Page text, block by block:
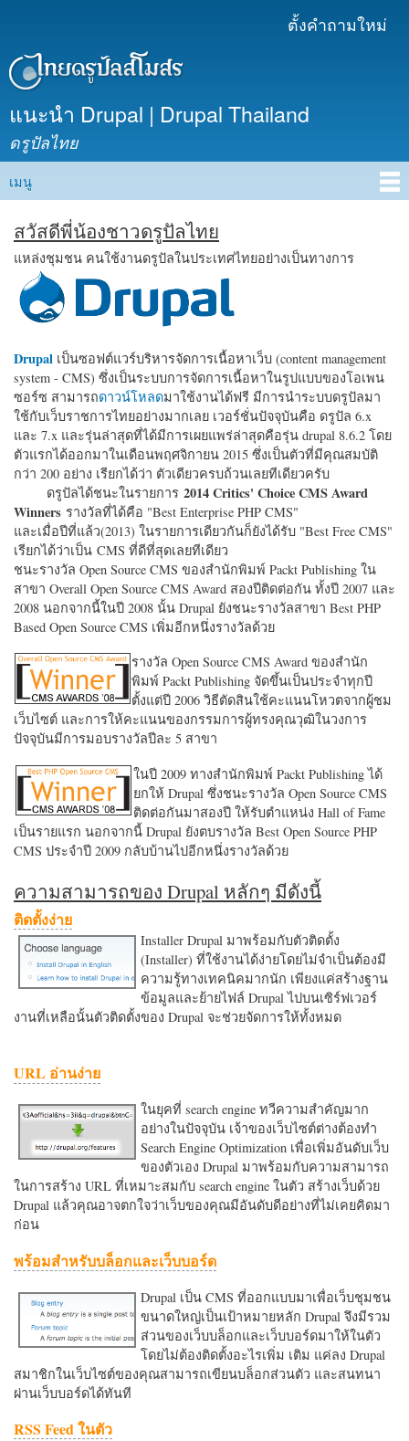
เนื้อหา
ตั้งคำถามใหม่
แนะนำ Drupal | Drupal Thailand
ดรูปัลไทย
Main menu
เมนู
สวัสดีพี่น้องชาวดรูปัลไทย
แหล่งชุมชน คนใช้งานดรูปัลในประเทศไทยอย่างเป็นทางการ
Drupal เป็นซอฟต์แวร์บริหารจัดการเนื้อหาเว็บ (content management
system - CMS) ซึ่งเป็นระบบการจัดการเนื้อหาในรูปแบบของโอเพน
ซอร์ซ สามารถดาวน์โหลดมาใช้งานได้ฟรี มีการนำระบบดรูปัลมา
ใช้กับเว็บราชการไทยอย่างมากเลย เวอร์ชั่นปัจจุบันคือ ดรูปัล 6.x
และ 7.x และรุ่นล่าสุดที่ได้มีการเผยแพร่ล่าสุดคือรุ่น drupal 8.6.2 โดย
ตัวแรกได้ออกมาในเดือนพฤศจิกายน 2015 ซึ่งเป็นตัวที่มีคุณสมบัติ
กว่า 200 อย่าง เรียกได้ว่า ตัวเดียวครบถ้วนเลยทีเดียวครับ
ดรูปัลได้ชนะในรายการ 2014 Critics' Choice CMS Award
Winners รางวัลที่ได้คือ "Best Enterprise PHP CMS"
และเมื่อปีที่แล้ว(2013) ในรายการเดียวกันก็ยังได้รับ "Best Free CMS"
เรียกได้ว่าเป็น CMS ที่ดีที่สุดเลยทีเดียว
ชนะรางวัล Open Source CMS ของสำนักพิมพ์ Packt Publishing ใน
สาขา Overall Open Source CMS Award สองปีติดต่อกัน ทั้งปี 2007 และ
2008 นอกจากนี้ในปี 2008 นั้น Drupal ยังชนะรางวัลสาขา Best PHP
Based Open Source CMS เพิ่มอีกหนึ่งรางวัลด้วย
รางวัล Open Source CMS Award ของสำนัก
พิมพ์ Packt Publishing จัดขึ้นเป็นประจำทุกปี
ตั้งแต่ปี 2006 วิธีตัดสินใช้คะแนนโหวตจากผู้ชม
เว็บไซต์ และการให้คะแนนของกรรมการผู้ทรงคุณวุฒิในวงการ
ปัจจุบันมีการมอบรางวัลปีละ 5 สาขา
ในปี 2009 ทางสำนักพิมพ์ Packt Publishing ได้
ยกให้ Drupal ซึ่งชนะรางวัล Open Source CMS
ติดต่อกันมาสองปี ให้รับตำแหน่ง Hall of Fame
เป็นรายแรก นอกจากนี้ Drupal ยังตบรางวัล Best Open Source PHP
CMS ประจำปี 2009 กลับบ้านไปอีกหนึ่งรางวัลด้วย
ความสามารถของ Drupal หลักๆ มีดังนี้
ติดตั้งง่าย
Installer Drupal มาพร้อมกับตัวติดตั้ง
(Installer) ที่ใช้งานได้ง่ายโดยไม่จำเป็นต้องมี
ความรู้ทางเทคนิคมากนัก เพียงแค่สร้างฐาน
ข้อมูลและย้ายไฟล์ Drupal ไปบนเซิร์ฟเวอร์
งานที่เหลือนั้นตัวติดตั้งของ Drupal จะช่วยจัดการให้ทั้งหมด
URL อ่านง่าย
ในยุคที่ search engine ทวีความสำคัญมาก
อย่างในปัจจุบัน เจ้าของเว็บไซต์ต่างต้องทำ
Search Engine Optimization เพื่อเพิ่มอันดับเว็บ
ของตัวเอง Drupal มาพร้อมกับความสามารถ
ในการสร้าง URL ที่เหมาะสมกับ search engine ในตัว สร้างเว็บด้วย
Drupal แล้วคุณอาจตกใจว่าเว็บของคุณมีอันดับดีอย่างที่ไม่เคยคิดมา
ก่อน
พร้อมสำหรับบล็อกและเว็บบอร์ด
Drupal เป็น CMS ที่ออกแบบมาเพื่อเว็บชุมชน
ขนาดใหญ่เป็นเป้าหมายหลัก Drupal จึงมีรวม
ส่วนของเว็บบล็อกและเว็บบอร์ดมาให้ในตัว
โดยไม่ต้องติดตั้งอะไรเพิ่ม เติม แค่ลง Drupal
สมาชิกในเว็บไซต์ของคุณสามารถเขียนบล็อกส่วนตัว และสนทนา
ผ่านเว็บบอร์ดได้ทันที
RSS Feed ในตัว